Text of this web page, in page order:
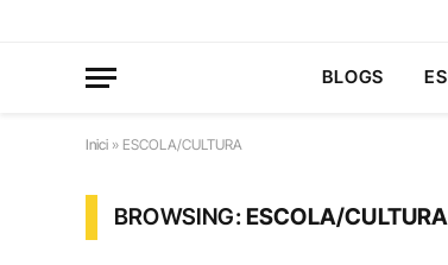
BLOGS
Inici » ESCOLA/CULTURA
BROWSING:ESCOLA/CULTURA